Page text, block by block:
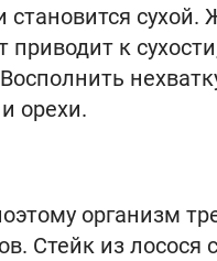
становится
приводит к
орехи.
организм
Стейк из